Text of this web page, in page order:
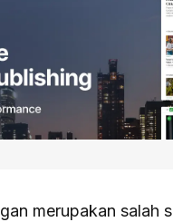
merupakan salah